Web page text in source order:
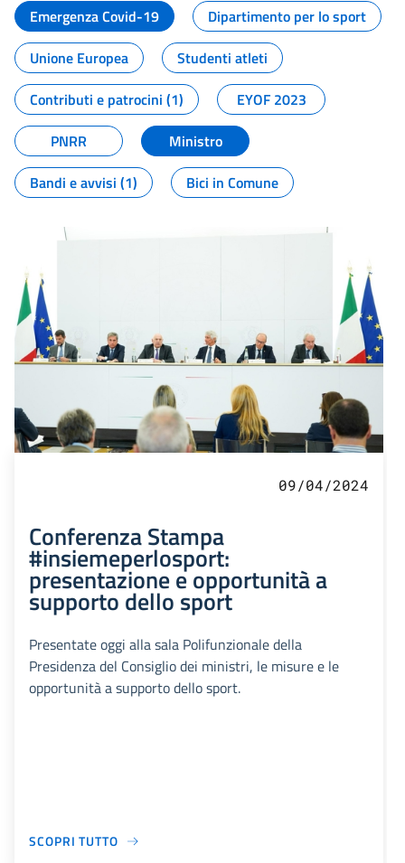
Emergenza Covid-19
Dipartimento per lo sport
Unione Europea
Studenti atleti
Contributi e patrocini (1)
EYOF 2023
PNRR
Ministro
Bandi e avvisi (1)
Bici in Comune
09/04/2024
Conferenza Stampa
#insiemeperlosport:
presentazione e opportunità a
supporto dello sport
Presentate oggi alla sala Polifunzionale della
Presidenza del Consiglio dei ministri, le misure e le
opportunità a supporto dello sport.
SCOPRI TUTTO